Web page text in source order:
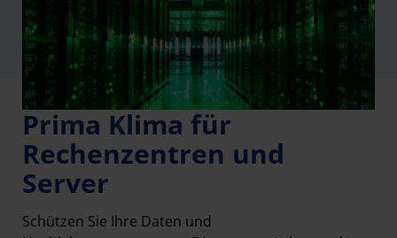
Prima Klima für
Rechenzentren und
Server
Schützen Sie Ihre Daten und